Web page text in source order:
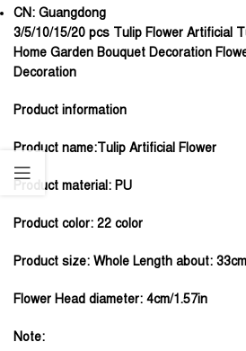
CN: Guangdong
3/5/10/15/20 pcs Tulip Flower Artificial
Home Garden Bouquet Decoration
Decoration
Product information
Product name:Tulip Artificial Flower
Product material: PU
Product color: 22 color
Product size: Whole Length about:
Flower Head diameter: 4cm/1.57in
Note: